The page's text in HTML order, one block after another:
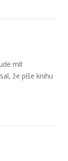
mít
že píše knihu